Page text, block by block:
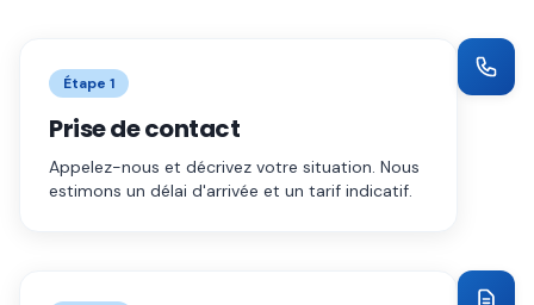
Étape 1
Prise de contact
Appelez-nous et décrivez votre situation. Nous
estimons un délai d'arrivée et un tarif indicatif.